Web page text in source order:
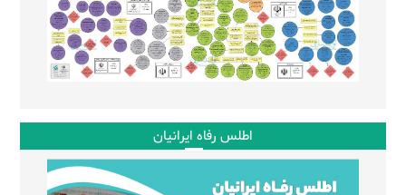
اطلس رفاه ایرانیان